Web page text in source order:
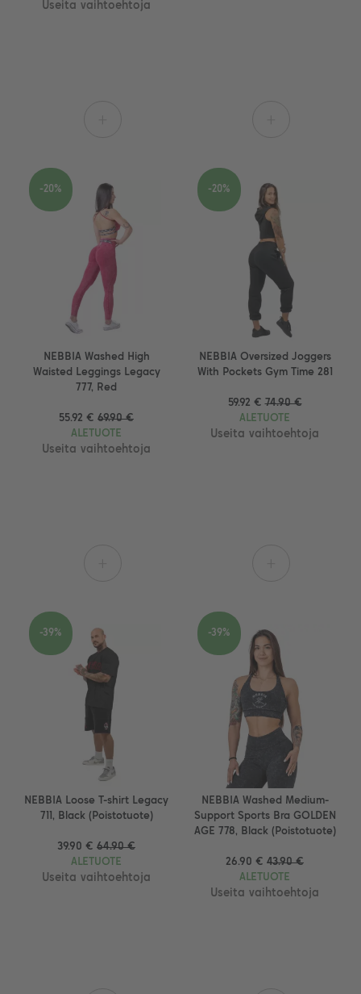
Useita vaihtoehtoja
NEBBIA Washed High
Waisted Leggings Legacy
777, Red
55.92 € 69.90 €
ALETUOTE
Useita vaihtoehtoja
-20%
NEBBIA Oversized Joggers
With Pockets Gym Time 281
59.92 € 74.90 €
ALETUOTE
Useita vaihtoehtoja
-20%
NEBBIA Loose T-shirt Legacy
711, Black (Poistotuote)
39.90 € 64.90 €
ALETUOTE
Useita vaihtoehtoja
-39%
NEBBIA Washed Medium-
Support Sports Bra GOLDEN
AGE 778, Black (Poistotuote)
26.90 € 43.90 €
ALETUOTE
Useita vaihtoehtoja
-39%